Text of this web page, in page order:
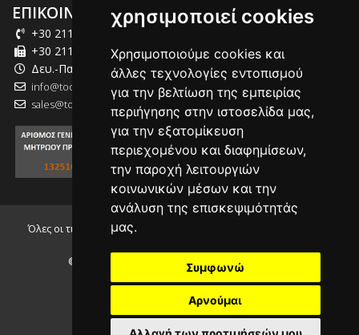
ΕΠΙΚΟΙΝΩΝΙΑ
+30 211 012 2003
+30 211 012 2004
Δευ.-Παρ.: 09:00-18:00
info@tool-market.gr
sales@tool-market.gr
Όλες οι τιμές που αναγράφονται συμπεριλαμβάνουν τον Φ.Π.Α.
© 2026, tool-market.gr - Powered by
χρησιμοποιεί cookies
Χρησιμοποιούμε cookies και
άλλες τεχνολογίες εντοπισμού
για την βελτίωση της εμπειρίας
περιήγησης στην ιστοσελίδα μας,
για την εξατομίκευση
περιεχομένου και διαφημίσεων,
την παροχή λειτουργιών
κοινωνικών μέσων και την
ανάλυση της επισκεψιμότητάς
μας.
Συμφωνώ
Αρνούμαι